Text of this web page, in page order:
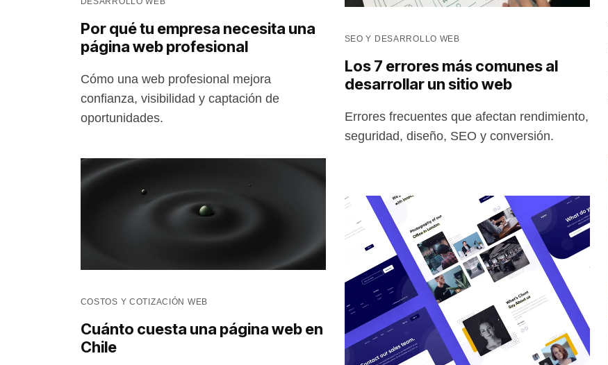
Por qué tu empresa necesita una
página web profesional
Cómo una web profesional mejora
confianza, visibilidad y captación de
oportunidades.
SEO Y DESARROLLO WEB
Los 7 errores más comunes al
desarrollar un sitio web
Errores frecuentes que afectan rendimiento,
seguridad, diseño, SEO y conversión.
COSTOS Y COTIZACIÓN WEB
Cuánto cuesta una página web en
Chile